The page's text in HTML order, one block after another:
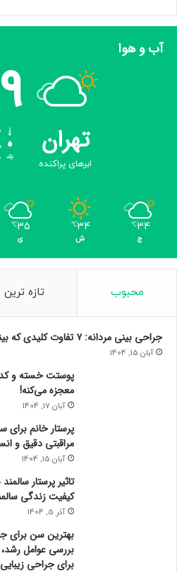
آب و هوا
تهران
ابرهای پراکنده
34
℃
ج
34
℃
ش
35
℃
ی
محبوب تازه ترین
جراحی بینی مردانه: ۷ تفاوت کلیدی که بینی شما را “زنانه” نمی‌کند!
آبان 15, 1404
پوستت خسته و
معجزه می‌کنه!
آبان 17, 1404
پرستار خانم برای
مراقبتی دقیق و
آبان 15, 1404
تاثیر پرستار
کیفیت زندگی
آذر 5, 1404
بررسی عوامل
برای جراحی زیبایی